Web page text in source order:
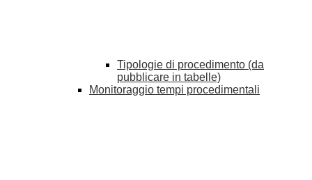
Tipologie di procedimento (da
pubblicare in tabelle)
Monitoraggio tempi procedimentali